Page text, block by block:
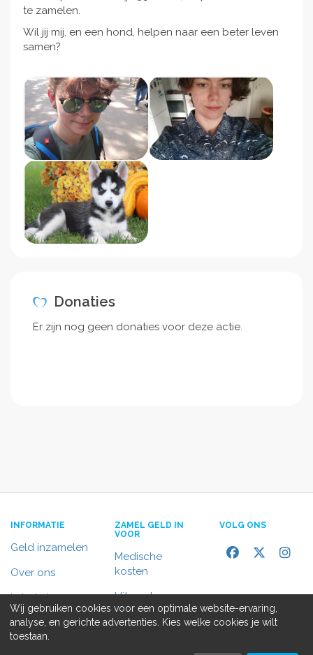
te zamelen.
Wil jij mij, en een hond, helpen naar een beter leven
samen?
Donaties
Er zijn nog geen donaties voor deze actie.
INFORMATIE
Geld inzamelen
Over ons
In het nieuws
Contact
ZAMEL GELD IN
VOOR
Medische
kosten
Uitvaart
Rolstoelbus
VOLG ONS
Wij gebruiken cookies voor een optimale website-ervaring,
analyse, en gerichte advertenties. Kies welke cookies je wilt
toestaan.